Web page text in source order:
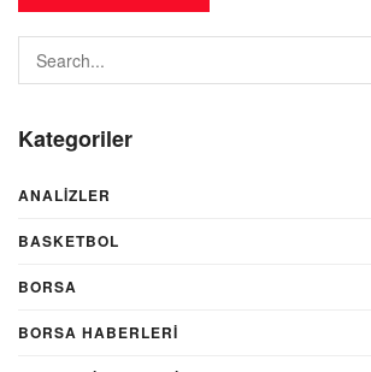
Kategoriler
ANALIZLER
BASKETBOL
BORSA
BORSA HABERLERI